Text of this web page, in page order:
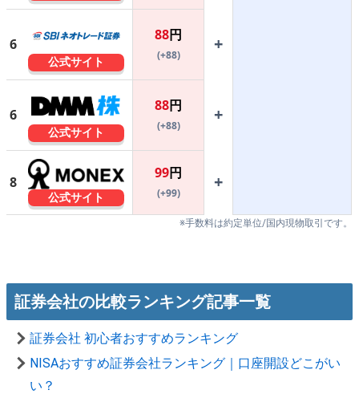
6
公式サイト
88円
(+88)
+
6
公式サイト
88円
(+88)
+
8
公式サイト
99円
(+99)
+
※手数料は約定単位/国内現物取引です。
証券会社の比較ランキング記事一覧
証券会社 初心者おすすめランキング
NISAおすすめ証券会社ランキング｜口座開設どこがい
い？